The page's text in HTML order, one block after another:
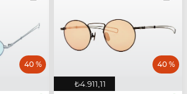
40 %
₺4.911,11
40 %